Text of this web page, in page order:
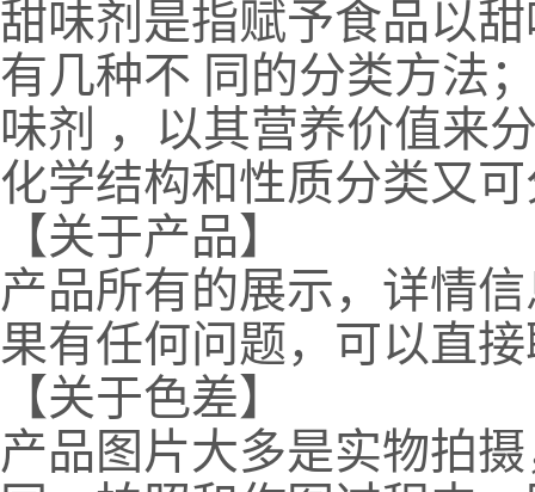
甜味剂是指赋予食品以
有几种不 同的分类方法
味剂 ，以其营养价值来
化学结构和性质分类又
【关于产品】
产品所有的展示，详情
果有任何问题，可以直
【关于色差】
产品图片大多是实物拍